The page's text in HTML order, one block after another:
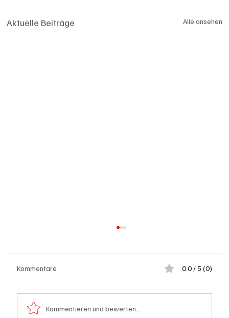
Aktuelle Beiträge Alle ansehen
Kommentare 0.0 / 5 (0)
Kommentieren und bewerten...